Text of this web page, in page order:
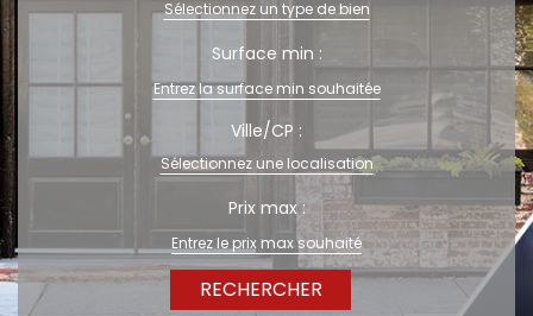
A vendre
Fonds de commerce
High-Tech
Commerces Prox.
Distribution
Beauté / Coiffure
Equipement
BTP
Artisanat
Sélectionnez un type de bien
Surface min :
Ville/CP :
Sélectionnez une localisation
Prix max :